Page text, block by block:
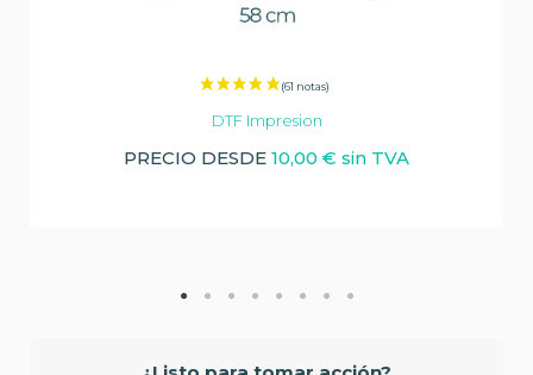
DTF Impresion
PRECIO DESDE 10,00 € sin TVA